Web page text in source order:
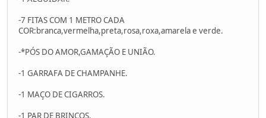
-7 FITAS COM 1 METRO CADA
COR:branca,vermelha,preta,rosa,roxa,amarela e verde.
-*PÓS DO AMOR,GAMAÇÃO E UNIÃO.
-1 GARRAFA DE CHAMPANHE.
-1 MAÇO DE CIGARROS.
-1 PAR DE BRINCOS.